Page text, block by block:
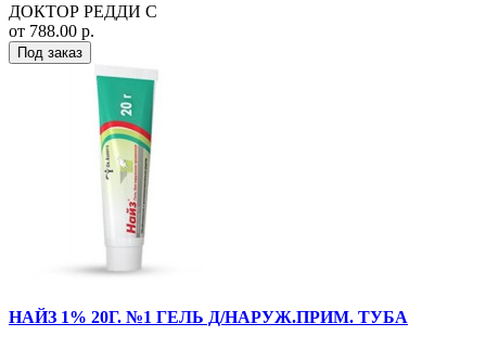
ДОКТОР РЕДДИ С
от 788.00 р.
Под заказ
НАЙЗ 1% 20Г. №1 ГЕЛЬ Д/НАРУЖ.ПРИМ. ТУБА